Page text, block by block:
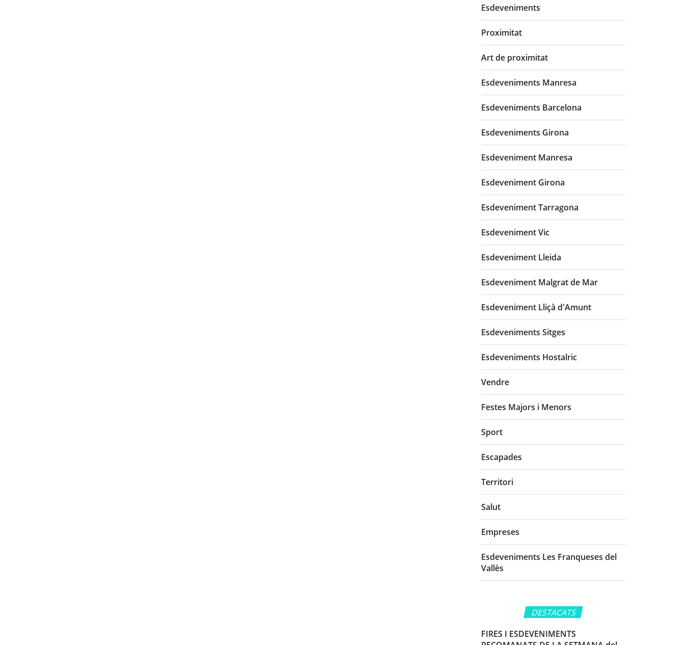
Esdeveniments
Proximitat
Art de proximitat
Esdeveniments Manresa
Esdeveniments Barcelona
Esdeveniments Girona
Esdeveniment Manresa
Esdeveniment Girona
Esdeveniment Tarragona
Esdeveniment Vic
Esdeveniment Lleida
Esdeveniment Malgrat de Mar
Esdeveniment Lliçà d'Amunt
Esdeveniments Sitges
Esdeveniments Hostalric
Vendre
Festes Majors i Menors
Sport
Escapades
Territori
Salut
Empreses
Esdeveniments Les Franqueses del
Vallès
DESTACATS
FIRES I ESDEVENIMENTS